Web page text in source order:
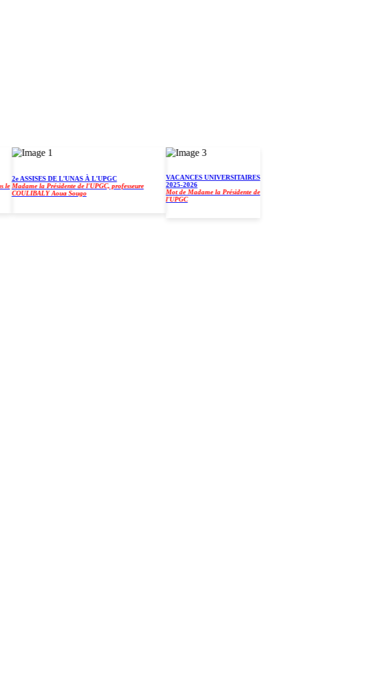
2e ASSISES DE L'UNAS À L'UPGC
Madame la Présidente de l'UPGC, professeure
COULIBALY Aoua Sougo
VACANCES UNIVERSITAIRES
2025-2026
Mot de Madame la Présidente de
l'UPGC